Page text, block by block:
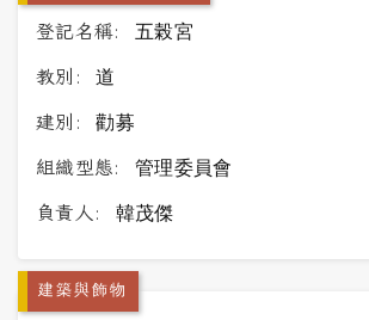
登記名稱: 五榖宮
教別: 道
建別: 勸募
組織型態: 管理委員會
負責人: 韓茂傑
建築與飾物